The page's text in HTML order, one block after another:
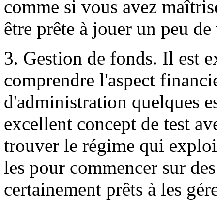
comme si vous avez
être prête à jouer un peu
3. Gestion de fonds. Il est
comprendre l'aspect
d'administration quelques
excellent concept de test
trouver le régime qui
les pour commencer sur
certainement prêts à les